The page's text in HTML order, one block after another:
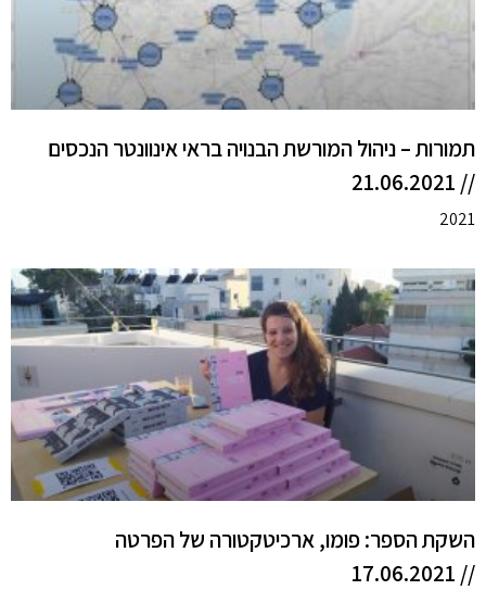
תמורות – ניהול המורשת הבנויה בראי אינוונטר הנכסים
// 21.06.2021
2021
השקת הספר: פומו, ארכיטקטורה של הפרטה
// 17.06.2021